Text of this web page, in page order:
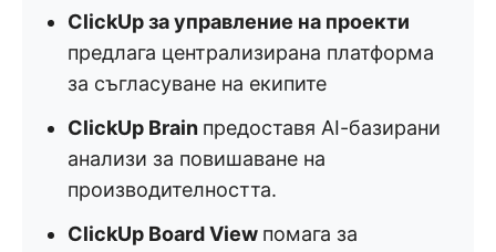
ClickUp за управление на проекти
предлага централизирана платформа
за съгласуване на екипите
ClickUp Brain предоставя AI-базирани
анализи за повишаване на
производителността.
ClickUp Board View помага за